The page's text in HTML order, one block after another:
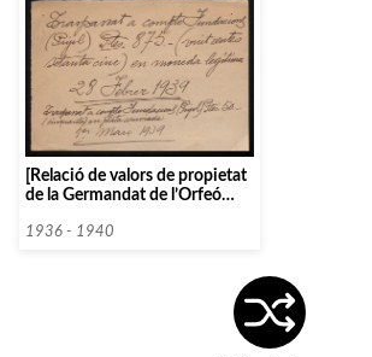
[Relació de valors de propietat
de la Germandat de l’Orfeó
1936 - 1940